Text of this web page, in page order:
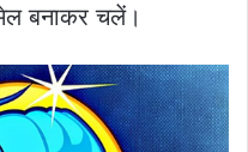
बनाकर चलें।